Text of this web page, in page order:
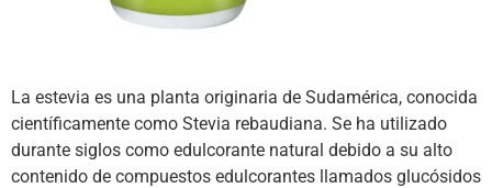
La estevia es una planta originaria de Sudamérica, conocida
científicamente como Stevia rebaudiana. Se ha utilizado
durante siglos como edulcorante natural debido a su alto
contenido de compuestos edulcorantes llamados glucósidos